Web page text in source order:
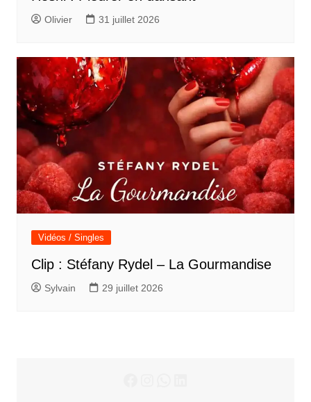
Olivier 31 juillet 2026
Vidéos / Singles
Clip : Stéfany Rydel – La Gourmandise
Sylvain 29 juillet 2026